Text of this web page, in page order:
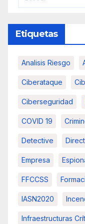
Etiquetas
Analisis Riesgo
Ciberataque
Ciberseguridad
COVID 19
Detective
Empresa
FFCCSS
IASN2020
Infraestructuras